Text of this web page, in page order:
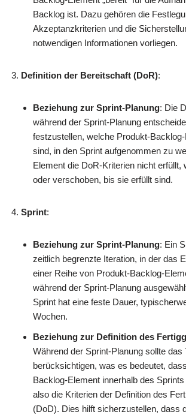
Backlog ist. Dazu gehören die
Akzeptanzkriterien und die
notwendigen Informationen vorliegen.
Definition der Bereitschaft (DoR):
Beziehung zur Sprint-Planung: Die
während der Sprint-Planung
festzustellen, welche Produkt-
sind, in den Sprint aufgenommen zu
Element die DoR-Kriterien nicht erfüllt,
oder verschoben, bis sie erfüllt sind.
Sprint:
Beziehung zur Sprint-Planung: Ein
zeitlich begrenzte Iteration, in der das
einer Reihe von Produkt-Backlog-
während der Sprint-Planung
Sprint hat eine feste Dauer,
Wochen.
Beziehung zur Definition des
Während der Sprint-Planung sollte das
berücksichtigen, was es bedeutet,
Backlog-Element innerhalb des Sprints
also die Kriterien der Definition des
(DoD). Dies hilft sicherzustellen, dass